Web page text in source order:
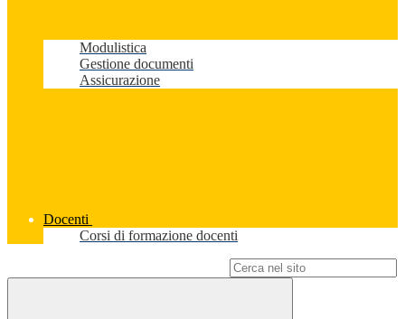
Modulistica
Gestione documenti
Assicurazione
Docenti
Corsi di formazione docenti